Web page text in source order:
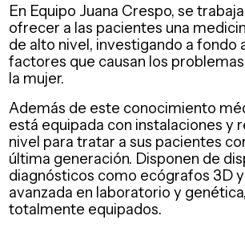
En Equipo Juana Crespo, se
ofrecer a las pacientes una
de alto nivel, investigando a fondo
factores que causan los
la mujer.
Además de este conocimiento
está equipada con instalaciones y
nivel para tratar a sus pacientes
última generación. Disponen de
diagnósticos como ecógrafos 3D
avanzada en laboratorio y
totalmente equipados.